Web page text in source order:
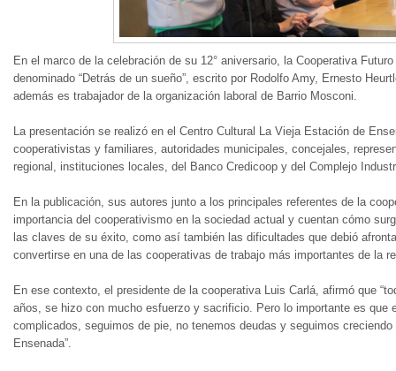
En el marco de la celebración de su 12° aniversario, la Cooperativa
denominado “Detrás de un sueño”, escrito por Rodolfo Amy, Ernesto
además es trabajador de la organización laboral de Barrio Mosconi.
La presentación se realizó en el Centro Cultural La Vieja Estación de
cooperativistas y familiares, autoridades municipales, concejales,
regional, instituciones locales, del Banco Credicoop y del Complejo
En la publicación, sus autores junto a los principales referentes de la
importancia del cooperativismo en la sociedad actual y cuentan cómo
las claves de su éxito, como así también las dificultades que debió
convertirse en una de las cooperativas de trabajo más importantes de la
En ese contexto, el presidente de la cooperativa Luis Carlá, afirmó que
años, se hizo con mucho esfuerzo y sacrificio. Pero lo importante es que
complicados, seguimos de pie, no tenemos deudas y seguimos
Ensenada”.